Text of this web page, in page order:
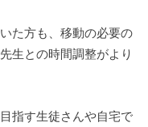
た方も、移動の必要の
生との時間調整がより
指す生徒さんや自宅で